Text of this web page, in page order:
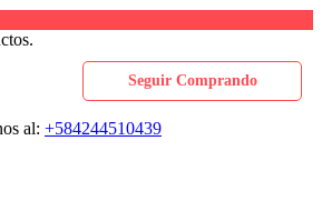
Seguir Comprando
al: +584244510439